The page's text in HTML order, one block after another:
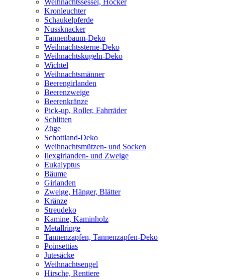
Kronleuchter
Schaukelpferde
Nussknacker
Tannenbaum-Deko
Weihnachtssterne-Deko
Weihnachtskugeln-Deko
Wichtel
Weihnachtsmänner
Beerengirlanden
Beerenzweige
Beerenkränze
Pick-up, Roller, Fahrräder
Schlitten
Züge
Schottland-Deko
Weihnachtsmützen- und Socken
Ilexgirlanden- und Zweige
Eukalyptus
Bäume
Girlanden
Zweige, Hänger, Blätter
Kränze
Streudeko
Kamine, Kaminholz
Metallringe
Tannenzapfen, Tannenzapfen-Deko
Poinsettias
Jutesäcke
Weihnachtsengel
Hirsche, Rentiere